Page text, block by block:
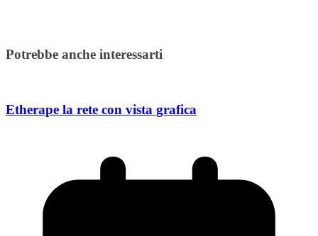
Potrebbe anche interessarti
Etherape la rete con vista grafica